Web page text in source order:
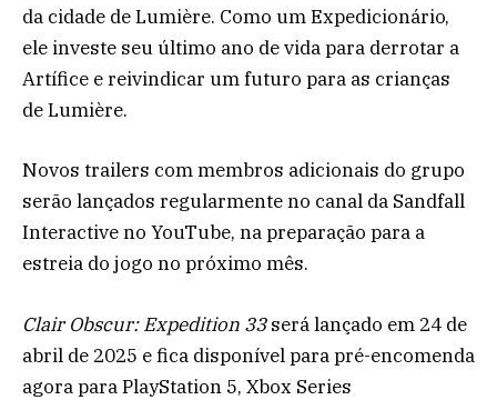
da cidade de Lumière. Como um Expedicionário,
ele investe seu último ano de vida para derrotar a
Artífice e reivindicar um futuro para as crianças
de Lumière.
Novos trailers com membros adicionais do grupo
serão lançados regularmente no canal da Sandfall
Interactive no YouTube, na preparação para a
estreia do jogo no próximo mês.
Clair Obscur: Expedition 33será lançado em 24 de
abril de 2025 e fica disponível para pré-encomenda
agora para PlayStation 5, Xbox Series